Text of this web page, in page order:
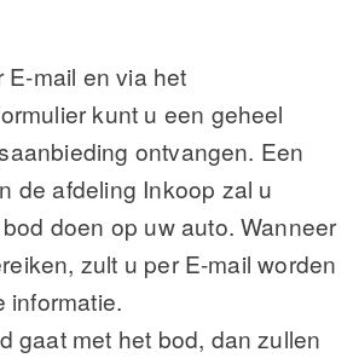
E-mail en via het
kunt u een geheel
ontvangen. Een
de afdeling Inkoop zal u
doen op uw auto. Wanneer
zult u per E-mail worden
informatie.
gaat met het bod, dan zullen